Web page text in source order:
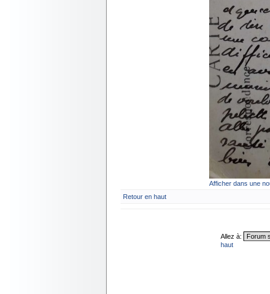
Afficher dans une
Retour en haut
Allez à:
haut